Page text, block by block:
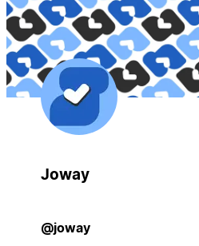
Joway
@joway